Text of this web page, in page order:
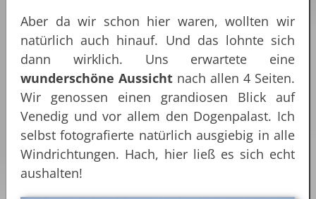
Aber da wir schon hier waren, wollten wir
natürlich auch hinauf. Und das lohnte sich
dann wirklich. Uns erwartete eine
wunderschöne Aussicht nach allen 4 Seiten.
Wir genossen einen grandiosen Blick auf
Venedig und vor allem den Dogenpalast. Ich
selbst fotografierte natürlich ausgiebig in alle
Windrichtungen. Hach, hier ließ es sich echt
aushalten!